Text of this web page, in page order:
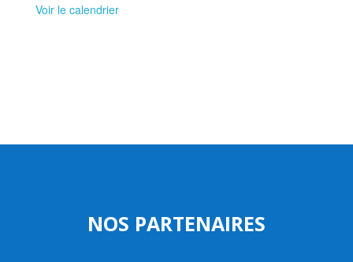
Voir le calendrier
NOS PARTENAIRES